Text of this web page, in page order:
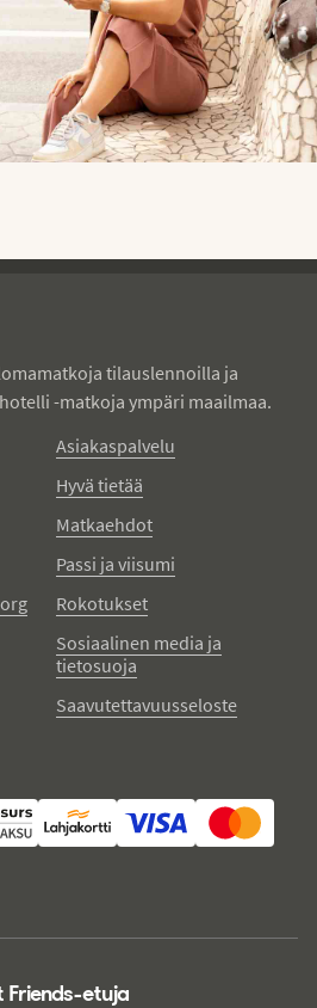
tilauslennoilla ja
-matkoja ympäri maailmaa.
Asiakaspalvelu
Hyvä tietää
Matkaehdot
Passi ja viisumi
Rokotukset
Sosiaalinen media ja
tietosuoja
Saavutettavuusseloste
Friends-etuja